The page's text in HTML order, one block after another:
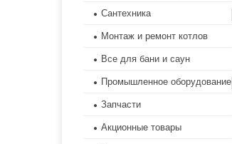
Сантехника
Монтаж и ремонт котлов
Все для бани и саун
Промышленное оборудование
Запчасти
Акционные товары